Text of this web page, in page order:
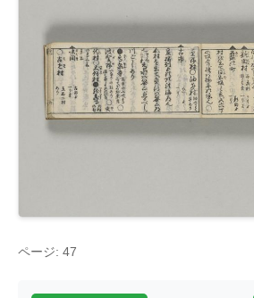
ページ: 47